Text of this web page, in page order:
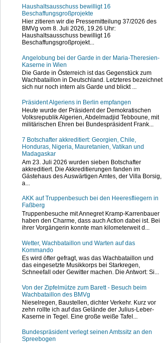
Haushaltsausschuss bewilligt 16
Beschaffungsgroßprojekte
Hier zitieren wir die Pressemitteilung 37/2026 des
BMVg vom 8. Juli 2026, 19.26 Uhr:
Haushaltsausschuss bewilligt 16
Beschaffungsgroßprojekt...
Angelobung bei der Garde in der Maria-Theresien-
Kaserne in Wien
Die Garde in Österreich ist das Gegenstück zum
Wachbataillon in Deutschland. Letzteres bezeichnet
sich nur noch intern als Garde und blickt ...
Präsident Algeriens in Berlin empfangen
Heute wurde der Präsident der Demokratischen
Volksrepublik Algerien, Abdelmadjid Tebboune, mit
militärischen Ehren bei Bundespräsident Frank...
7 Botschafter akkreditiert: Georgien, Chile,
Honduras, Nigeria, Mauretanien, Vatikan und
Madagaskar
Am 23. Juli 2026 wurden sieben Botschafter
akkreditiert. Die Akkreditierungen fanden im
Gästehaus des Auswärtigen Amtes, der Villa Borsig,
a...
AKK auf Truppenbesuch bei den Heeresfliegern in
Faßberg
Truppenbesuche mit Annegret Kramp-Karrenbauer
haben den Charme, dass auch Action dabei ist. Bei
ihrer Vorgängerin konnte man kilometerweit d...
Wetter, Wachbataillon und Warten auf das
Kommando
Es wird öfter gefragt, was das Wachbataillon und
das eingesetzte Musikkorps bei Starkregen,
Schneefall oder Gewitter machen. Die Antwort: Si...
Von der Zipfelmütze zum Barett - Besuch beim
Wachbataillon des BMVg
Nieselregen, Baustellen, dichter Verkehr. Kurz vor
zehn rollte ich auf das Gelände der Julius-Leber-
Kaserne in Tegel. Eine große weiße Tafel...
Bundespräsident verlegt seinen Amtssitz an den
Spreebogen